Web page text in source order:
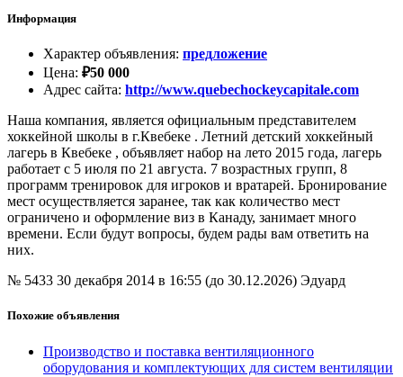
Информация
Характер объявления: предложение
Цена: ₽50 000
Адрес сайта: http://www.quebechockeycapitale.com
Наша компания, является официальным представителем
хоккейной школы в г.Квебеке . Летний детский хоккейный
лагерь в Квебеке , объявляет набор на лето 2015 года, лагерь
работает с 5 июля по 21 августа. 7 возрастных групп, 8
программ тренировок для игроков и вратарей. Бронирование
мест осуществляется заранее, так как количество мест
ограничено и оформление виз в Канаду, занимает много
времени. Если будут вопросы, будем рады вам ответить на
них.
№ 5433 30 декабря 2014 в 16:55 (до 30.12.2026) Эдуард
Похожие объявления
Производство и поставка вентиляционного
оборудования и комплектующих для систем вентиляции